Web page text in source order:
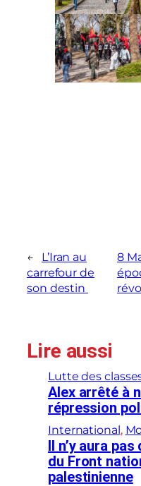
←
L’Iran au
carrefour de
son destin
8
Lire aussi
Lutte des
Alex arrêté à
répression
International,
Il n’y aura
du Front
palestinienne